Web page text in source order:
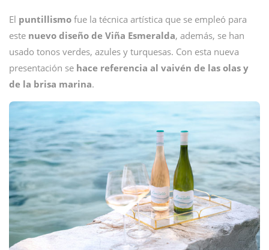
El puntillismo fue la técnica artística que se empleó para
este nuevo diseño de Viña Esmeralda, además, se han
usado tonos verdes, azules y turquesas. Con esta nueva
presentación se hace referencia al vaivén de las olas y
de la brisa marina.